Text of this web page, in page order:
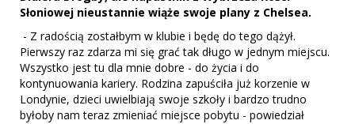
Słoniowej nieustannie wiąże swoje plany z Chelsea.
- Z radością zostałbym w klubie i będę do tego dążył.
Pierwszy raz zdarza mi się grać tak długo w jednym miejscu.
Wszystko jest tu dla mnie dobre - do życia i do
kontynuowania kariery. Rodzina zapuściła już korzenie w
Londynie, dzieci uwielbiają swoje szkoły i bardzo trudno
byłoby nam teraz zmieniać miejsce pobytu - powiedział